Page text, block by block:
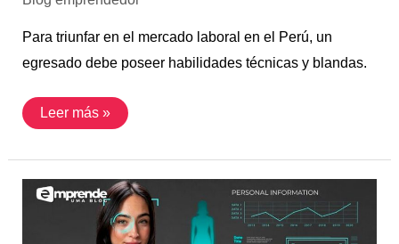
Para triunfar en el mercado laboral en el Perú, un
egresado debe poseer habilidades técnicas y blandas.
Leer más »
Cómo
la
Inteligencia